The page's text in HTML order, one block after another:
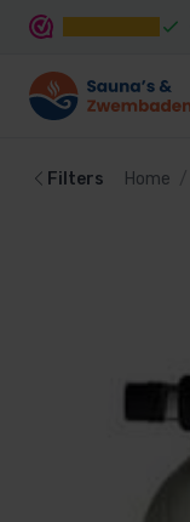
Filters Home